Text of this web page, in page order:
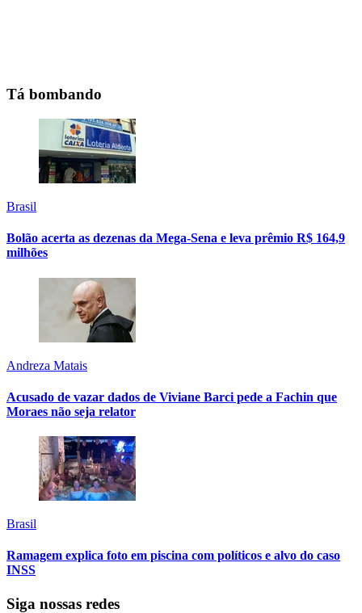
Tá bombando
Brasil
Bolão acerta as dezenas da Mega-Sena e leva prêmio R$ 164,9
milhões
Andreza Matais
Acusado de vazar dados de Viviane Barci pede a Fachin que
Moraes não seja relator
Brasil
Ramagem explica foto em piscina com políticos e alvo do caso
INSS
Siga nossas redes